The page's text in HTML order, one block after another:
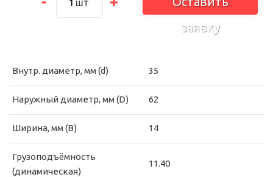
шт
заявку
Внутр. диаметр, мм (d) 35
Наружный диаметр, мм (D) 62
Ширина, мм (B) 14
Грузоподъёмность
(динамическая)
11.40